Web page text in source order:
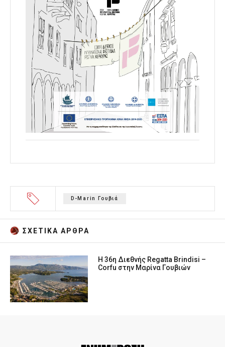
D-Marin Γουβιά
ΣΧΕΤΙΚA AΡΘΡΑ
Η 36η Διεθνής Regatta Brindisi –
Corfu στην Μαρίνα Γουβιών